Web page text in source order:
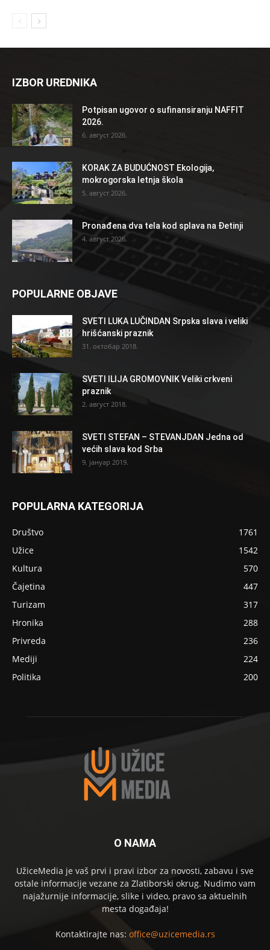
IZBOR UREDNIKA
Potpisan ugovor o sufinansiranju NAFFIT
2026.
6. август 2026.
KORAK ZA BUDUĆNOST Ekologija,
mokrogorska letnja škola
5. август 2026.
Pronađena dva tela kod splava na Đetinji
4. август 2026.
POPULARNE OBJAVE
SVETI LUKA LUČINDAN Srpska slava i veliki
hrišćanski praznik
31. октобар 2018.
SVETI ILIJA GROMOVNIK Veliki crkveni
praznik
2. август 2018.
SVETI STEFAN – STEVANJDAN Jedna od
većih slava kod Srba
9. јануар 2019.
POPULARNA KATEGORIJA
Društvo
1761
Užice
1542
Kultura
570
Čajetina
447
Turizam
317
Hronika
288
Privreda
236
Mediji
224
Politika
200
O NAMA
UžiceMedia je vaš prvi i pravi izbor za novosti, zabavu i sve
ostale informacije vezane za Zlatiborski okrug. Nudimo vam
najažurnije informacije, slike i video, pravo sa aktuelnih
mesta događaja!
Kontaktirajte nas: office@uzicemedia.rs